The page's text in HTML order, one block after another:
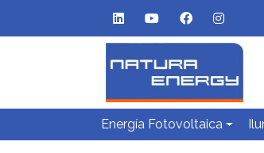
Energía Fotovoltaica